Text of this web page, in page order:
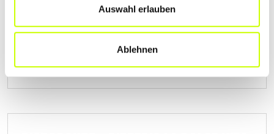
Auswahl erlauben
Ablehnen
+4967522552